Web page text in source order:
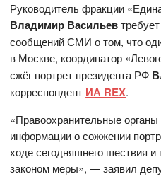
Руководитель фракции
Владимир Васильев
сообщений СМИ о том, что
в Москве, координатор
сжёг портрет президента РФ
корреспондент ИА REX.
«Правоохранительные
информации о сожжении
ходе сегодняшнего шествия
законом меры», — заявил